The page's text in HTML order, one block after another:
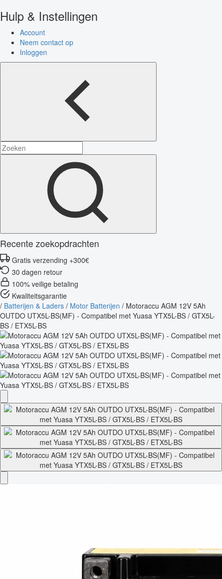
Hulp & Instellingen
Account
Neem contact op
Inloggen
Recente zoekopdrachten
Gratis verzending +300€
30 dagen retour
100% veilige betaling
Kwaliteitsgarantie
/ Batterijen & Laders / Motor Batterijen / Motoraccu AGM 12V 5Ah
OUTDO UTX5L-BS(MF) - Compatibel met Yuasa YTX5L-BS / GTX5L-
BS / ETX5L-BS